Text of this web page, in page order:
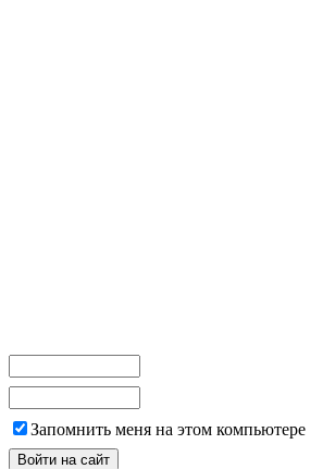
Запомнить меня на этом компьютере